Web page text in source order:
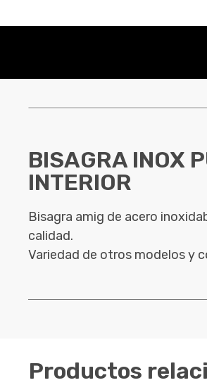
BISAGRA INOX
INTERIOR
Bisagra amig de acero
calidad.
Variedad de otros modelos y
Productos